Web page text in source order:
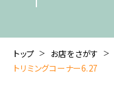
トップ お店をさがす
トリミングコーナー6.27